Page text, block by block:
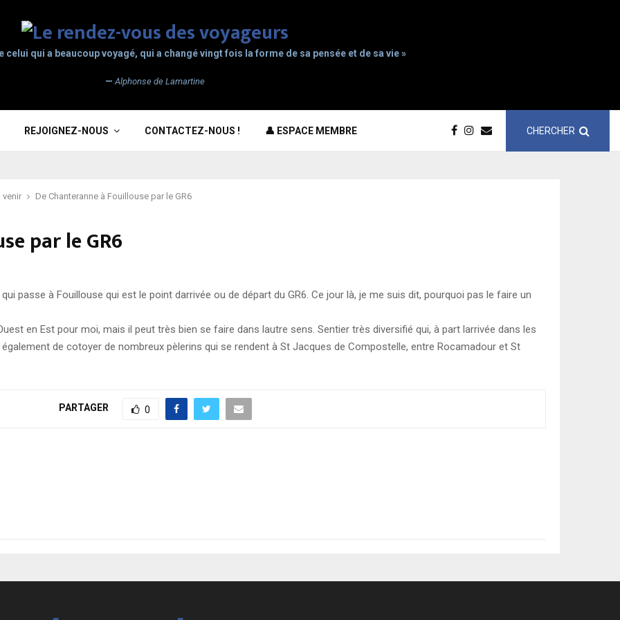
celui qui a beaucoup voyagé, qui a changé vingt fois la forme de sa pensée et de sa vie »
— Alphonse de Lamartine
REJOIGNEZ-NOUS CONTACTEZ-NOUS ! 👤 ESPACE MEMBRE CHERCHER
venir De Chanteranne à Fouillouse par le GR6
par le GR6
passe à Fouillouse qui est le point darrivée ou de départ du GR6. Ce jour là, je me suis dit, pourquoi pas le faire un
en Est pour moi, mais il peut très bien se faire dans lautre sens. Sentier très diversifié qui, à part larrivée dans les
également de cotoyer de nombreux pèlerins qui se rendent à St Jacques de Compostelle, entre Rocamadour et St
PARTAGER 0